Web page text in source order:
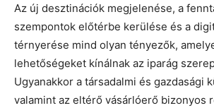
Az új desztinációk megjelenése, a
szempontok előtérbe kerülése és a
térnyerése mind olyan tényezők,
lehetőségeket kínálnak az iparág
Ugyanakkor a társadalmi és gazdasági
valamint az eltérő vásárlóerő bizonyos